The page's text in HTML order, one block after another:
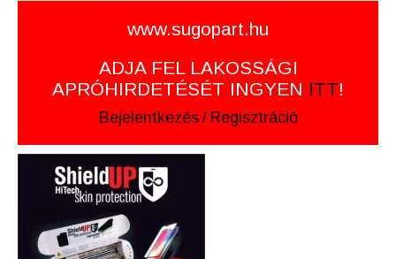
www.sugopart.hu
ADJA FEL LAKOSSÁGI
APRÓHIRDETÉSÉT INGYEN ITT!
Bejelentkezés / Regisztráció